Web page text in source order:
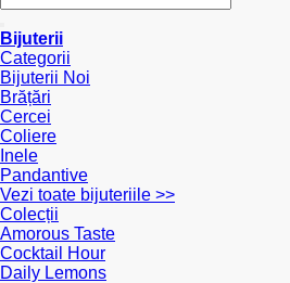
Bijuterii
Categorii
Bijuterii Noi
Brățări
Cercei
Coliere
Inele
Pandantive
Vezi toate bijuteriile >>
Colecții
Amorous Taste
Cocktail Hour
Daily Lemons